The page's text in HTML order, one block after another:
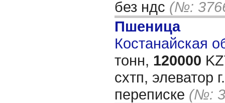
без ндс (№:
Пшеница
Костанайская
тонн, 120000
схтп, элеватор
переписке (№: